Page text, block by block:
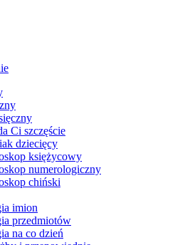
Ci szczęście
dziecięcy
księżycowy
numerologiczny
chiński
imion
przedmiotów
na co dzień